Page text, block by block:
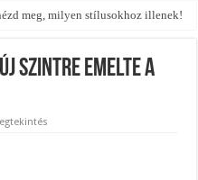
meg, milyen stílusokhoz illenek!
fel az 5 legjobb fazont!
szintre emelte a